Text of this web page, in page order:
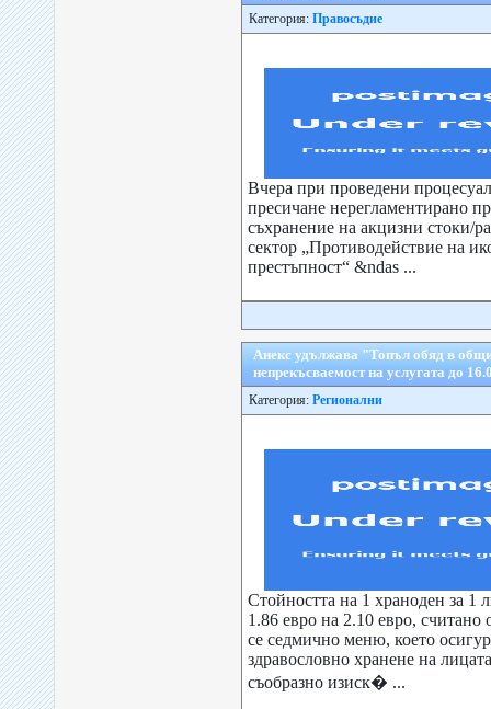
Категория: Правосъдие
Вчера при проведени
пресичане нерегламентирано
съхранение на акцизни стоки/
сектор „Противодействие на
престъпност“ &ndas ...
Анекс удължава "Топъл обяд в
непрекъсваемост на услугата до
Категория: Регионални
Стойността на 1 храноден за 1
1.86 евро на 2.10 евро, считано
се седмично меню, което
здравословно хранене на
съобразно изиск� ...